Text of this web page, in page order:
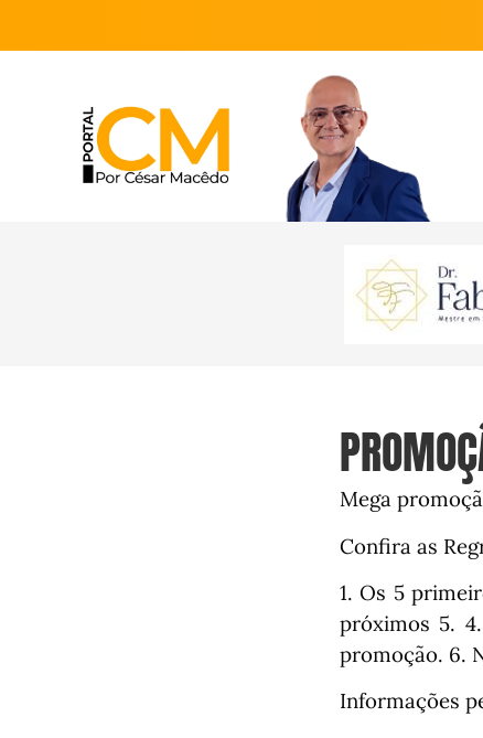
Mega
Confira as
1. Os 5
próximos 5.
promoção. 6.
Informações